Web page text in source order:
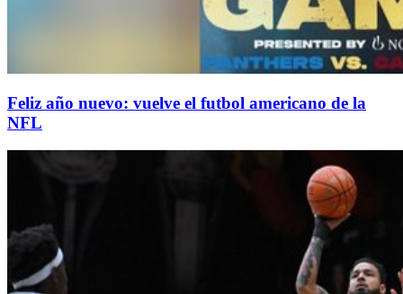
Feliz año nuevo: vuelve el futbol americano de la
NFL